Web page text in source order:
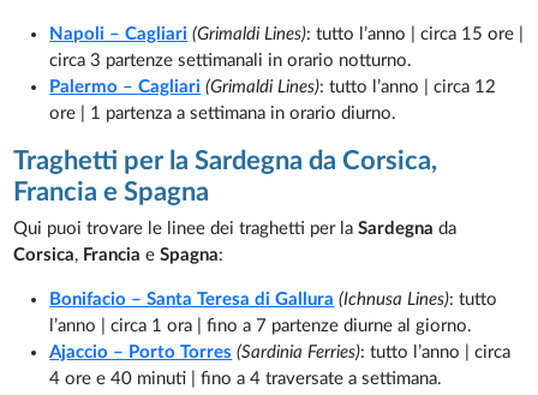
Napoli – Cagliari (Grimaldi Lines): tutto l’anno | circa 15 ore |
circa 3 partenze settimanali in orario notturno.
Palermo – Cagliari (Grimaldi Lines): tutto l’anno | circa 12
ore | 1 partenza a settimana in orario diurno.
Traghetti per la Sardegna da Corsica,
Francia e Spagna
Qui puoi trovare le linee dei traghetti per laSardegna da
Corsica, Francia eSpagna:
Bonifacio – Santa Teresa di Gallura (Ichnusa Lines): tutto
l’anno | circa 1 ora | fino a 7 partenze diurne al giorno.
Ajaccio – Porto Torres (Sardinia Ferries): tutto l’anno | circa
4 ore e 40 minuti | fino a 4 traversate a settimana.